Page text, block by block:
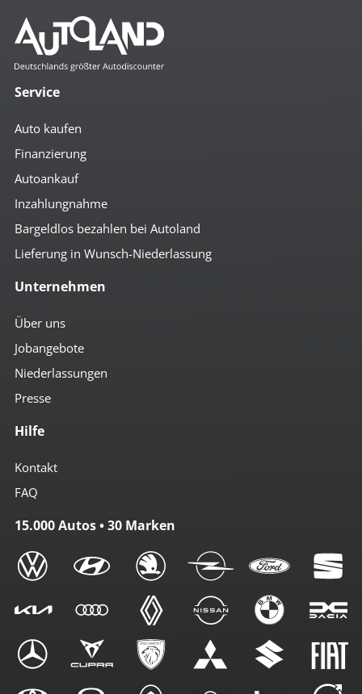
Service
Auto kaufen
Finanzierung
Autoankauf
Inzahlungnahme
Bargeldlos bezahlen bei Autoland
Lieferung in Wunsch-Niederlassung
Unternehmen
Über uns
Jobangebote
Niederlassungen
Presse
Hilfe
Kontakt
FAQ
15.000 Autos • 30 Marken